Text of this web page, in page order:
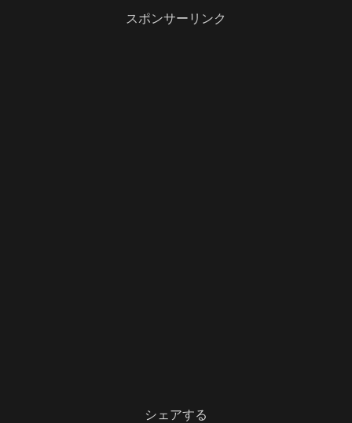
スポンサーリンク
シェアする